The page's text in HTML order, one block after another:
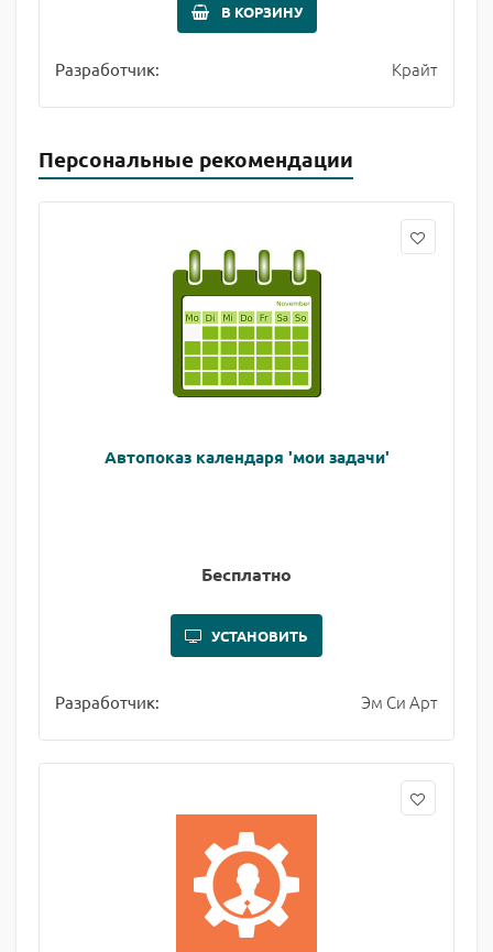
В КОРЗИНУ
Разработчик: Крайт
Персональные рекомендации
Автопоказ календаря 'мои задачи'
Бесплатно
УСТАНОВИТЬ
Разработчик: Эм Си Арт